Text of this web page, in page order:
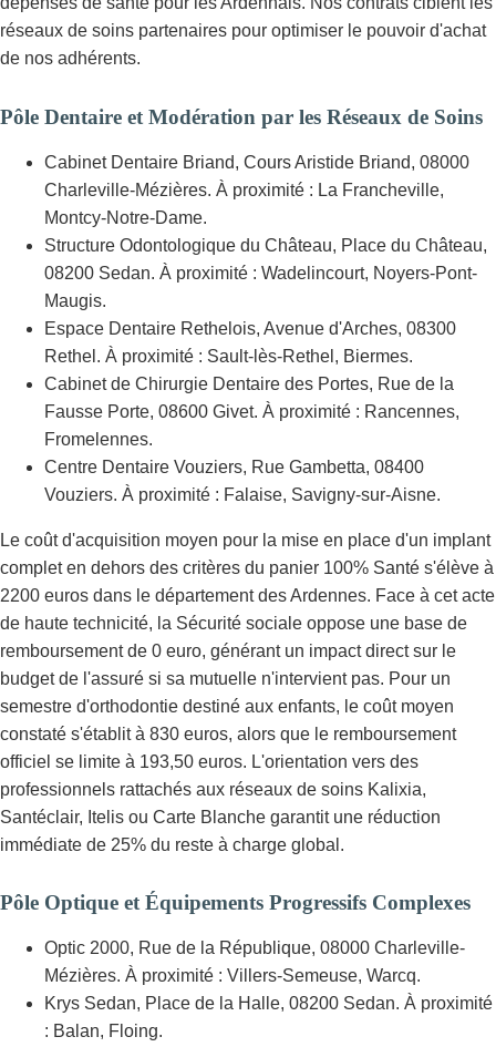
réseaux de soins partenaires pour optimiser le pouvoir d'achat
de nos adhérents.
Pôle Dentaire et Modération par les Réseaux de Soins
Cabinet Dentaire Briand, Cours Aristide Briand, 08000
Charleville-Mézières. À proximité : La Francheville,
Montcy-Notre-Dame.
Structure Odontologique du Château, Place du Château,
08200 Sedan. À proximité : Wadelincourt, Noyers-Pont-
Maugis.
Espace Dentaire Rethelois, Avenue d'Arches, 08300
Rethel. À proximité : Sault-lès-Rethel, Biermes.
Cabinet de Chirurgie Dentaire des Portes, Rue de la
Fausse Porte, 08600 Givet. À proximité : Rancennes,
Fromelennes.
Centre Dentaire Vouziers, Rue Gambetta, 08400
Vouziers. À proximité : Falaise, Savigny-sur-Aisne.
Le coût d'acquisition moyen pour la mise en place d'un implant
complet en dehors des critères du panier 100% Santé s'élève à
2200 euros dans le département des Ardennes. Face à cet acte
de haute technicité, la Sécurité sociale oppose une base de
remboursement de 0 euro, générant un impact direct sur le
budget de l'assuré si sa mutuelle n'intervient pas. Pour un
semestre d'orthodontie destiné aux enfants, le coût moyen
constaté s'établit à 830 euros, alors que le remboursement
officiel se limite à 193,50 euros. L'orientation vers des
professionnels rattachés aux réseaux de soins Kalixia,
Santéclair, Itelis ou Carte Blanche garantit une réduction
immédiate de 25% du reste à charge global.
Pôle Optique et Équipements Progressifs Complexes
Optic 2000, Rue de la République, 08000 Charleville-
Mézières. À proximité : Villers-Semeuse, Warcq.
Krys Sedan, Place de la Halle, 08200 Sedan. À proximité
: Balan, Floing.